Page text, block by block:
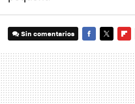
Sin comentarios